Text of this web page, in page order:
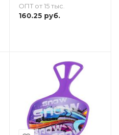
ОПТ от 15 тыс.
160.25руб.